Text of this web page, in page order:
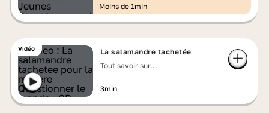
Moins de 1min
Vidéo
La salamandre tachetée
Tout savoir sur...
3min